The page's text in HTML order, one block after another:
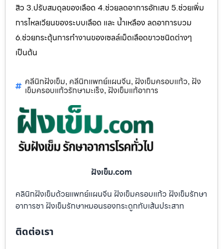
สิว 3.ปรับสมดุลของเลือด 4.ช่วยลดอาการอักเสบ 5.ช่วยเพิ่ม
การไหลเวียนของระบบเลือด และ น้ำเหลือง ลดอาการบวม
6.ช่วยกระตุ้นการทำงานของเซลล์เม็ดเลือดขาวชนิดต่างๆ
เป็นต้น
คลีนิกฝังเข็ม, คลีนิกแพทย์แผนจีน, ฝังเข็มครอบแก้ว, ฝัง
เข็มครอบแก้วรักษามะเร็ง, ฝังเข็มแก้อาการ
ฝังเข็ม.com
คลินิกฝังเข็มด้วยแพทย์แผนจีน ฝังเข็มครอบแก้ว ฝังเข็มรักษา
อาการชา ฝังเข็มรักษาหมอนรองกระดูกทับเส้นประสาท
ติดต่อเรา